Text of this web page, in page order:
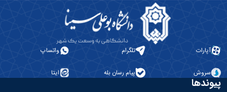
آپارات تلگرام واتساپ
سروش پیام رسان بله ایتا
پیوندها